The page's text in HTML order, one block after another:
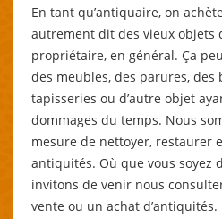
En tant qu’antiquaire, on
autrement dit des vieux objets
propriétaire, en général. Ça
des meubles, des parures, des
tapisseries ou d’autre objet
dommages du temps. Nous
mesure de nettoyer, restaurer
antiquités. Où que vous soyez
invitons de venir nous
vente ou un achat d’antiquités.